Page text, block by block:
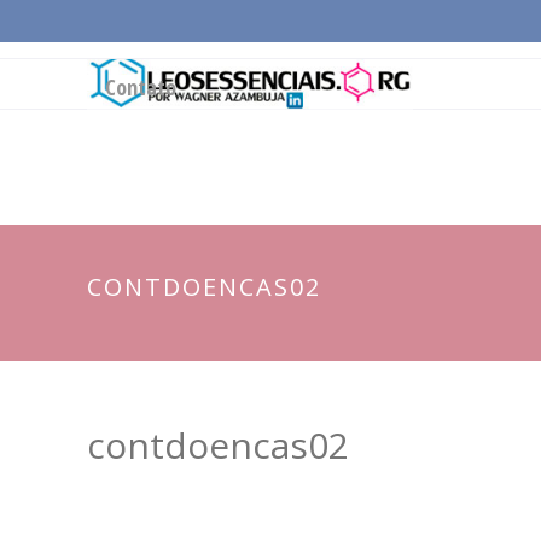
Contato
CONTDOENCAS02
contdoencas02